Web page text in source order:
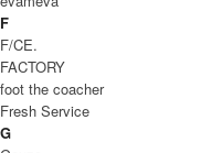
F
F/CE.
FACTORY
foot the coacher
Fresh Service
G